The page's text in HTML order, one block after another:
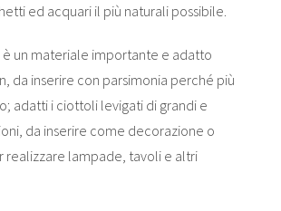
ed acquari il più naturali possibile.
è un materiale importante e adatto
da inserire con parsimonia perché più
adatti i ciottoli levigati di grandi e
da inserire come decorazione o
realizzare lampade, tavoli e altri